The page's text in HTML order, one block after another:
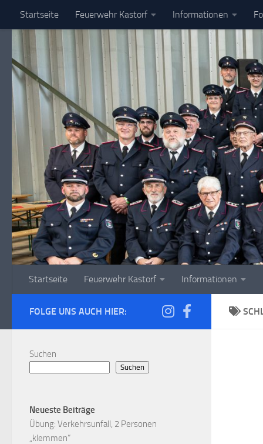
Zum Inhalt springen
Startseite Feuerwehr Kastorf Informationen
Startseite Feuerwehr Kastorf Informationen
FOLGE UNS AUCH HIER:
Suchen
Suchen
Neueste Beiträge
Übung: Verkehrsunfall, 2 Personen
„klemmen“